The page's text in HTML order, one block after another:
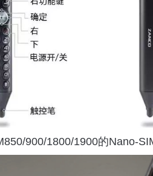
900/1800/1900的Nano-